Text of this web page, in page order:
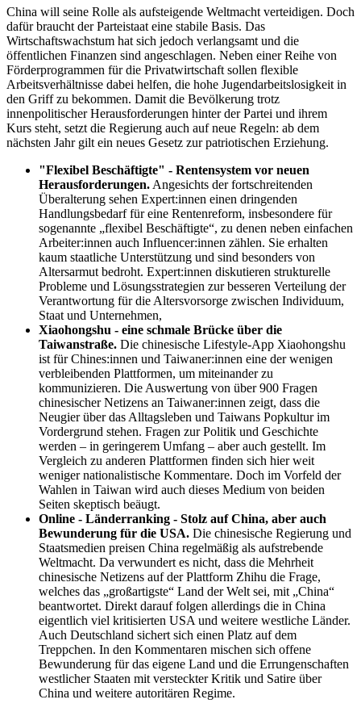
China will seine Rolle als aufsteigende Weltmacht verteidigen. Doch
dafür braucht der Parteistaat eine stabile Basis. Das
Wirtschaftswachstum hat sich jedoch verlangsamt und die
öffentlichen Finanzen sind angeschlagen. Neben einer Reihe von
Förderprogrammen für die Privatwirtschaft sollen flexible
Arbeitsverhältnisse dabei helfen, die hohe Jugendarbeitslosigkeit in
den Griff zu bekommen. Damit die Bevölkerung trotz
innenpolitischer Herausforderungen hinter der Partei und ihrem
Kurs steht, setzt die Regierung auch auf neue Regeln: ab dem
nächsten Jahr gilt ein neues Gesetz zur patriotischen Erziehung.
"Flexibel Beschäftigte" - Rentensystem vor neuen
Herausforderungen. Angesichts der fortschreitenden
Überalterung sehen Expert:innen einen dringenden
Handlungsbedarf für eine Rentenreform, insbesondere für
sogenannte „flexibel Beschäftigte“, zu denen neben einfachen
Arbeiter:innen auch Influencer:innen zählen. Sie erhalten
kaum staatliche Unterstützung und sind besonders von
Altersarmut bedroht. Expert:innen diskutieren strukturelle
Probleme und Lösungsstrategien zur besseren Verteilung der
Verantwortung für die Altersvorsorge zwischen Individuum,
Staat und Unternehmen,
Xiaohongshu - eine schmale Brücke über die
Taiwanstraße. Die chinesische Lifestyle-App Xiaohongshu
ist für Chines:innen und Taiwaner:innen eine der wenigen
verbleibenden Plattformen, um miteinander zu
kommunizieren. Die Auswertung von über 900 Fragen
chinesischer Netizens an Taiwaner:innen zeigt, dass die
Neugier über das Alltagsleben und Taiwans Popkultur im
Vordergrund stehen. Fragen zur Politik und Geschichte
werden – in geringerem Umfang – aber auch gestellt. Im
Vergleich zu anderen Plattformen finden sich hier weit
weniger nationalistische Kommentare. Doch im Vorfeld der
Wahlen in Taiwan wird auch dieses Medium von beiden
Seiten skeptisch beäugt.
Online - Länderranking - Stolz auf China, aber auch
Bewunderung für die USA. Die chinesische Regierung und
Staatsmedien preisen China regelmäßig als aufstrebende
Weltmacht. Da verwundert es nicht, dass die Mehrheit
chinesische Netizens auf der Plattform Zhihu die Frage,
welches das „großartigste“ Land der Welt sei, mit „China“
beantwortet. Direkt darauf folgen allerdings die in China
eigentlich viel kritisierten USA und weitere westliche Länder.
Auch Deutschland sichert sich einen Platz auf dem
Treppchen. In den Kommentaren mischen sich offene
Bewunderung für das eigene Land und die Errungenschaften
westlicher Staaten mit versteckter Kritik und Satire über
China und weitere autoritären Regime.